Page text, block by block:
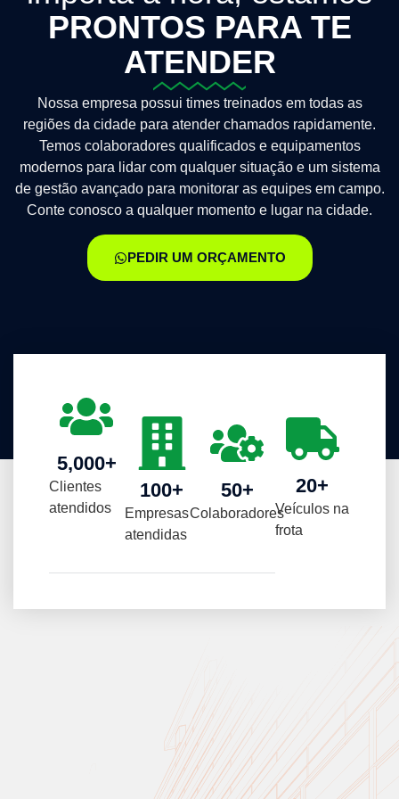
PRONTOS PARA TE
ATENDER
Nossa empresa possui times treinados em todas as
regiões da cidade para atender chamados rapidamente.
Temos colaboradores qualificados e equipamentos
modernos para lidar com qualquer situação e um sistema
de gestão avançado para monitorar as equipes em campo.
Conte conosco a qualquer momento e lugar na cidade.
PEDIR UM ORÇAMENTO
Clientes
atendidos
5,000+
Empresas
atendidas
100+
Colaboradores
50+
Veículos na
frota
20+